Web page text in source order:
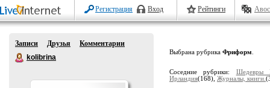
Регистрация Вход Рейтинги
Записи Друзья
Комментарии
kolibrina
Выбрана рубрика Фриформ
Соседние рубрики: Шедевры
Ирландия(168), Журналы, книги.